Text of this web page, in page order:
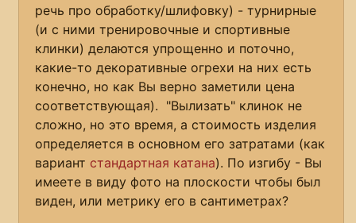
речь про обработку/шлифовку) - турнирные
(и с ними тренировочные и спортивные
клинки) делаются упрощенно и поточно,
какие-то декоративные огрехи на них есть
конечно, но как Вы верно заметили цена
соответствующая). "Вылизать" клинок не
сложно, но это время, а стоимость изделия
определяется в основном его затратами (как
вариант стандартная катана). По изгибу - Вы
имеете в виду фото на плоскости чтобы был
виден, или метрику его в сантиметрах?